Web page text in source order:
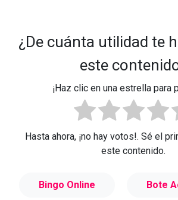
¿De cuánta utilidad te
este
¡Haz clic en una estrella para
Hasta ahora, ¡no hay votos!. Sé el
este contenido.
Bingo Online Bote